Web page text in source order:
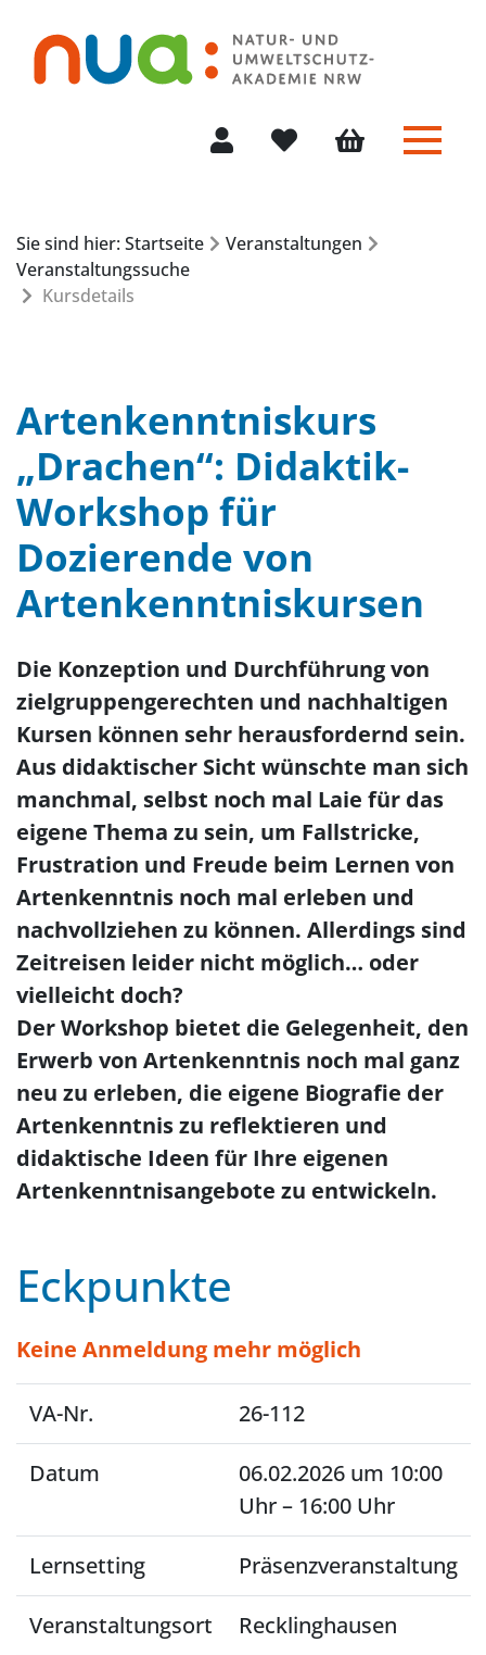
Menü
Sie sind hier: Startseite
Veranstaltungen
Veranstaltungssuche
Kursdetails
Artenkenntniskurs
„Drachen“: Didaktik-
Workshop für
Dozierende von
Artenkenntniskursen
Die Konzeption und Durchführung von
zielgruppengerechten und nachhaltigen
Kursen können sehr herausfordernd sein.
Aus didaktischer Sicht wünschte man sich
manchmal, selbst noch mal Laie für das
eigene Thema zu sein, um Fallstricke,
Frustration und Freude beim Lernen von
Artenkenntnis noch mal erleben und
nachvollziehen zu können. Allerdings sind
Zeitreisen leider nicht möglich… oder
vielleicht doch?
Der Workshop bietet die Gelegenheit, den
Erwerb von Artenkenntnis noch mal ganz
neu zu erleben, die eigene Biografie der
Artenkenntnis zu reflektieren und
didaktische Ideen für Ihre eigenen
Artenkenntnisangebote zu entwickeln.
Eckpunkte
Keine Anmeldung mehr möglich
VA-Nr. 26-112
Datum
06.02.2026 um 10:00
Uhr – 16:00 Uhr
Lernsetting Präsenzveranstaltung
Veranstaltungsort Recklinghausen